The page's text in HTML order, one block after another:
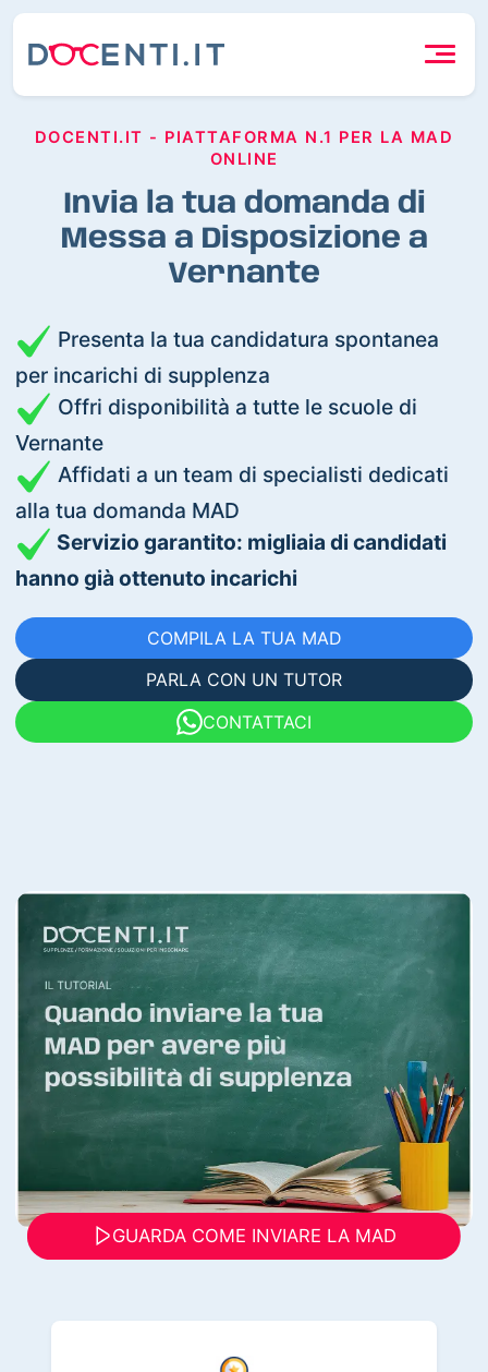
DOCENTI.IT - PIATTAFORMA N.1 PER LA MAD
ONLINE
Invia la tua domanda di
Messa a Disposizione a
Vernante
Presenta la tua candidatura spontanea
per incarichi di supplenza
Offri disponibilità a tutte le scuole di
Vernante
Affidati a un team di specialisti dedicati
alla tua domanda MAD
Servizio garantito: migliaia di candidati
hanno già ottenuto incarichi
COMPILA LA TUA MAD
PARLA CON UN TUTOR
CONTATTACI
GUARDA COME INVIARE LA MAD